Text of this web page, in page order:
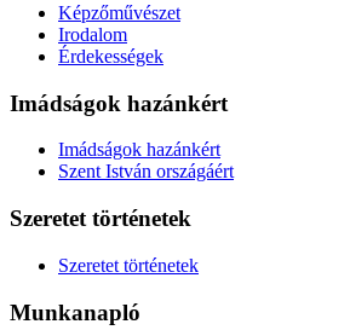
Képzőművészet
Irodalom
Érdekességek
Imádságok hazánkért
Imádságok hazánkért
Szent István országáért
Szeretet történetek
Szeretet történetek
Munkanapló